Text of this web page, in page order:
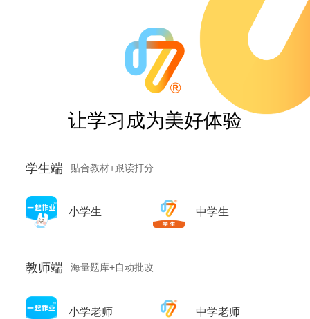
让学习成为美好体验
学生端 贴合教材+跟读打分
小学生 中学生
教师端 海量题库+自动批改
小学老师 中学老师